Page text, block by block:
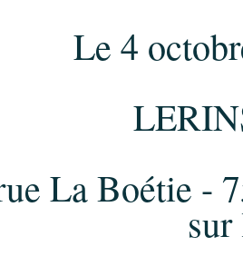
Le 4
La Boétie -